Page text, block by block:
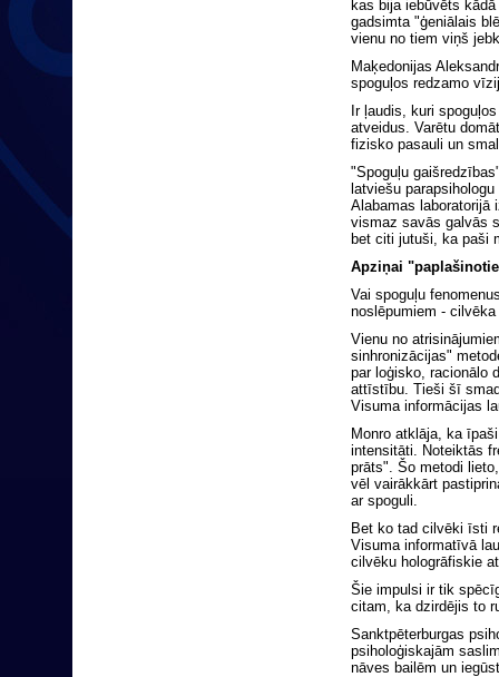
kas bija iebūvēts
gadsimta "ģeniālais
vienu no tiem viņš
Maķedonijas
spoguļos redzamo
Ir ļaudis, kuri
atveidus. Varētu
fizisko pasauli un
"Spoguļu
latviešu
Alabamas laboratorijā
vismaz savās galvās
bet citi jutuši, ka paši
Apziņai
Vai spoguļu
noslēpumiem -
Vienu no
sinhronizācijas"
par loģisko, racionālo
attīstību. Tieši šī
Visuma informācijas
Monro atklāja, ka
intensitāti. Noteiktās
prāts". Šo metodi
vēl vairākkārt
ar spoguli.
Bet ko tad cilvēki īsti
Visuma informatīvā
cilvēku hologrāfiskie
Šie impulsi ir tik
citam, ka dzirdējis to
Sanktpēterburgas
psiholoģiskajām
nāves bailēm un